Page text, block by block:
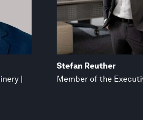
|
Stefan Reuther
Member of the